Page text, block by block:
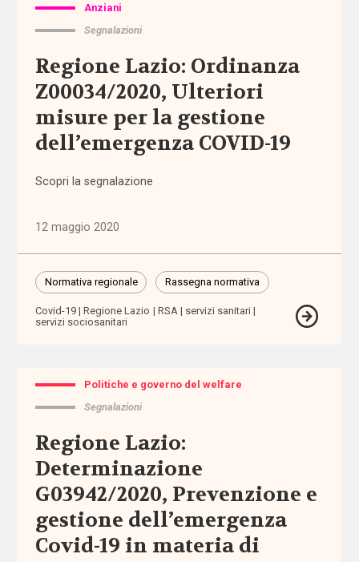
con
(2.195)
Politiche
e governo
del welfare
disuguaglianze
Professioni
sociali
(344)
(752)
Tutto
Sezioni
Comunicazioni
Dati e
Anziani
Segnalazioni
Regione Lazio: Ordinanza
Z00034/2020, Ulteriori
misure per la gestione
dell’emergenza COVID-19
Scopri la segnalazione
12 maggio 2020
Normativa regionale Rassegna normativa
Covid-19 Regione Lazio RSA
servizi sanitari
servizi sociosanitari
Politiche e governo del welfare
Segnalazioni
Regione Lazio:
Determinazione
G03942/2020, Prevenzione e
gestione dell’emergenza
Covid-19 in materia di